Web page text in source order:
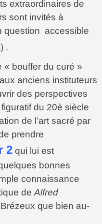
extraordinaires de
sont invités à
question accessible
) .
« bouffer du curé »
anciens instituteurs
des perspectives
du 20è siècle
de l’art sacré par
prendre
2 qui lui est
bonnes
connaissance
deAlfred
que bien au-